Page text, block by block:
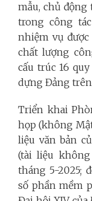
mẫu, chủ
trong công
nhiệm vụ được
chất lượng
cấu trúc 16
dựng Đảng
Triển khai
họp (không
liệu văn bản
(tài liệu
tháng 5-2025;
số phần mềm